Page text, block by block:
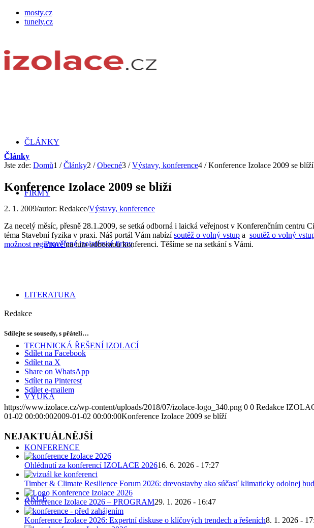
mosty.cz
tunely.cz
ČLÁNKY
FIRMY
Prověřené izolatérské firmy
LITERATURA
TECHNICKÁ ŘEŠENÍ IZOLACÍ
VÝUKA
KONFERENCE
AKCE
Články
Jste zde: Domů1 / Články2 / Obecné3 / Výstavy, konference4 / Konference Izolace 2009 se blíží
Konference Izolace 2009 se blíží
2. 1. 2009/autor: Redakce/Výstavy, konference
Za necelý měsíc, přesně 28.1.2009, se setká odborná i laická veřejnost v Konferenčním
téma Stavební fyzika v praxi. Náš portál Vám nabízísoutěž o volný vstup a soutěž o volný
možnost registracena tuto odbornou konferenci. Těšíme se na setkání s Vámi.
Redakce
Sdílejte se sousedy, s přáteli…
Sdílet na Facebook
Sdílet na X
Share on WhatsApp
Sdílet na Pinterest
Sdílet e-mailem
https://www.izolace.cz/wp-content/uploads/2018/07/izolace-logo_340.png 0 0 Redakce
01-02 00:00:002009-01-02 00:00:00Konference Izolace 2009 se blíží
NEJAKTUÁLNĚJŠÍ
Ohlédnutí za konferencí IZOLACE 202616. 6. 2026 - 17:27
Timber & Climate Resilience Forum 2026: drevostavby ako súčasť klimaticky odolnej
Konference Izolace 2026 – PROGRAM29. 1. 2026 - 16:47
Konference Izolace 2026: Expertní diskuse o klíčových trendech a řešeních8. 1. 2026 -